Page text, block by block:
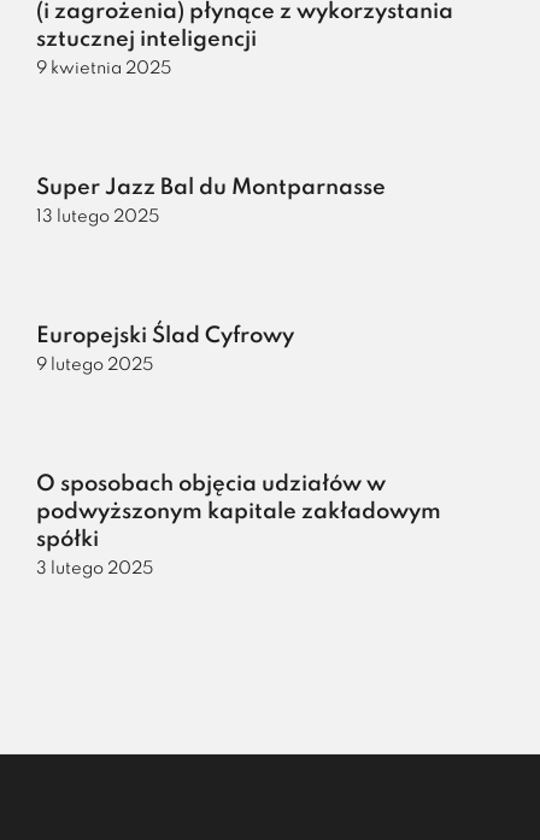
(i zagrożenia) płynące z wykorzystania
sztucznej inteligencji
9 kwietnia 2025
Super Jazz Bal du Montparnasse
13 lutego 2025
Europejski Ślad Cyfrowy
9 lutego 2025
O sposobach objęcia udziałów w
podwyższonym kapitale zakładowym
spółki
3 lutego 2025